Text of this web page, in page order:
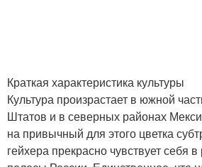
Краткая характеристика культуры
Культура произрастает в южной
Штатов и в северных районах
на привычный для этого цветка
гейхера прекрасно чувствует себя